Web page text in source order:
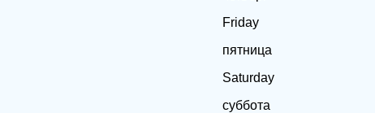
Friday
пятница
Saturday
суббота